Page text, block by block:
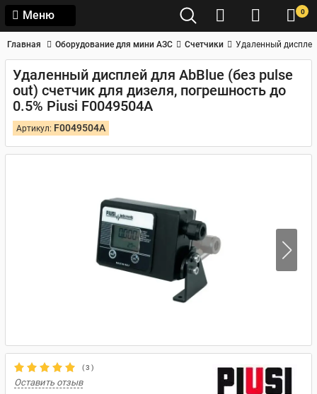
Меню 0
Главная Оборудование для мини АЗС Счетчики Удаленный
Удаленный дисплей для AbBlue (без pulse
out) счетчик для дизеля, погрешность до
0.5% Piusi F0049504A
Артикул: F0049504A
(3 )
Оставить отзыв